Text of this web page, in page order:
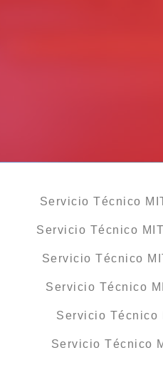
Servicio Técnico
Servicio Técnico
Servicio Técnico
Servicio Técnico
Servicio Técnico
Servicio Técnico